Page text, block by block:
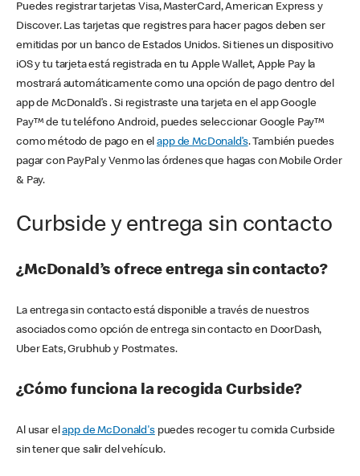
Puedes registrar tarjetas Visa, MasterCard, American Express y
Discover. Las tarjetas que registres para hacer pagos deben ser
emitidas por un banco de Estados Unidos. Si tienes un dispositivo
iOS y tu tarjeta está registrada en tu Apple Wallet, Apple Pay la
mostrará automáticamente como una opción de pago dentro del
app de McDonald’s . Si registraste una tarjeta en el app Google
Pay™ de tu teléfono Android, puedes seleccionar Google Pay™
como método de pago en elapp de McDonald’s. También puedes
pagar con PayPal y Venmo las órdenes que hagas con Mobile Order
& Pay.
Curbside y entrega sin contacto
¿McDonald’s ofrece entrega sin contacto?
La entrega sin contacto está disponible a través de nuestros
asociados como opción de entrega sin contacto en DoorDash,
Uber Eats, Grubhub y Postmates.
¿Cómo funciona la recogida Curbside?
Al usar elapp de McDonald'spuedes recoger tu comida Curbside
sin tener que salir del vehículo.